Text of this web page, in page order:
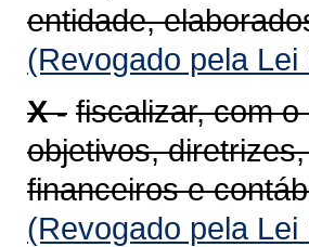
entidade,
(Revogado pela
X - fiscalizar, com
objetivos,
financeiros e
(Revogado pela